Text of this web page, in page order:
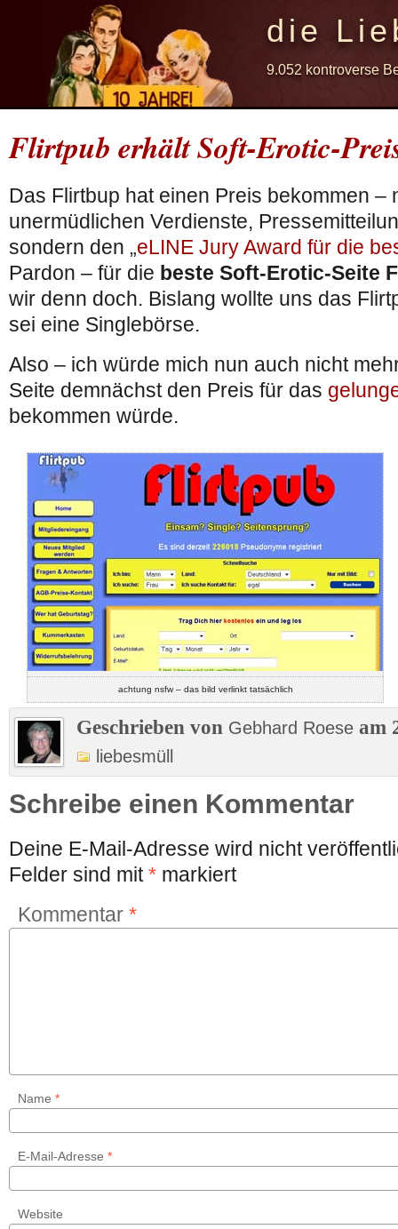
die
9.052 kontroverse
Flirtpub erhält Soft-Erotic-
Das Flirtbup hat einen Preis bekommen –
unermüdlichen Verdienste,
sondern den „eLINE Jury Award für die
Pardon – für die beste Soft-Erotic-Seite
wir denn doch. Bislang wollte uns das
sei eine Singlebörse.
Also – ich würde mich nun auch nicht
Seite demnächst den Preis für das
bekommen würde.
achtung nsfw – das bild verlinkt tatsächlich
Geschrieben von Gebhard Roese am
liebesmüll
Schreibe einen Kommentar
Deine E-Mail-Adresse wird nicht
Felder sind mit* markiert
Kommentar *
Name *
E-Mail-Adresse *
Website